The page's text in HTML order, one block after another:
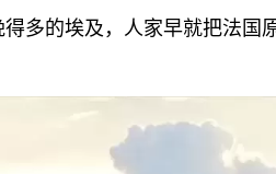
多的埃及，人家早就把法国